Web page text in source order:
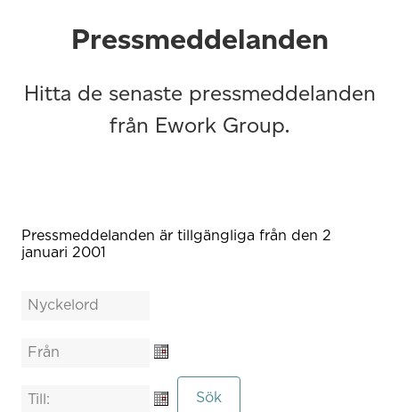
Pressmeddelanden
Hitta de senaste pressmeddelanden
från Ework Group.